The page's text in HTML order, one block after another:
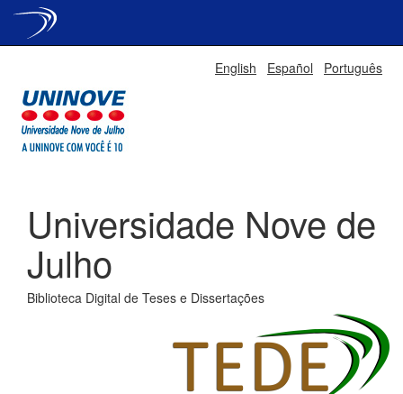
English Español Português
Universidade Nove de
Julho
Biblioteca Digital de Teses e Dissertações